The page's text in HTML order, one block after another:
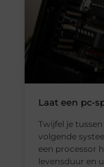
Laat een pc-
Twijfel je
volgende
een processor
levensduur en